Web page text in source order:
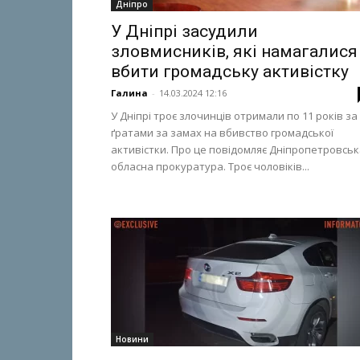
Дніпро
У Дніпрі засудили
зловмисників, які намагалися
вбити громадську активістку
Галина - 14.03.2024 12:16
У Дніпрі троє злочинців отримали по 11 років за
ґратами за замах на вбивство громадської
активістки. Про це повідомляє
обласна прокуратура. Троє чоловіків...
Новини